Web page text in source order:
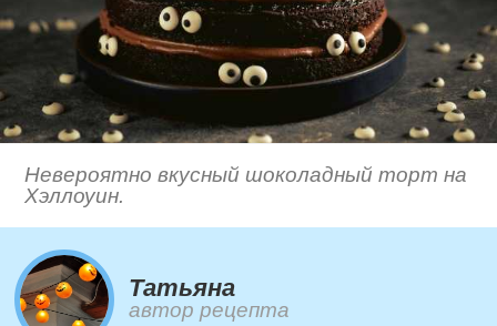
Невероятно вкусный шоколадный торт на
Хэллоуин.
Татьяна
автор рецепта